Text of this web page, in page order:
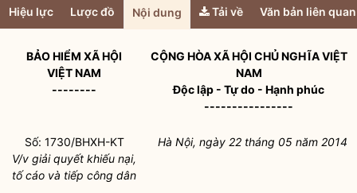
Hiệu lực Lược đồ Nội dung Tải về Văn bản liên quan
BẢO HIỂM XÃ HỘI
VIỆT NAM
--------
CỘNG HÒA XÃ HỘI CHỦ NGHĨA VIỆT
NAM
Độc lập - Tự do - Hạnh phúc
----------------
Số: 1730/BHXH-KT
V/v giải quyết khiếu nại,
tố cáo và tiếp công dân
Hà Nội, ngày 22 tháng 05 năm 2014